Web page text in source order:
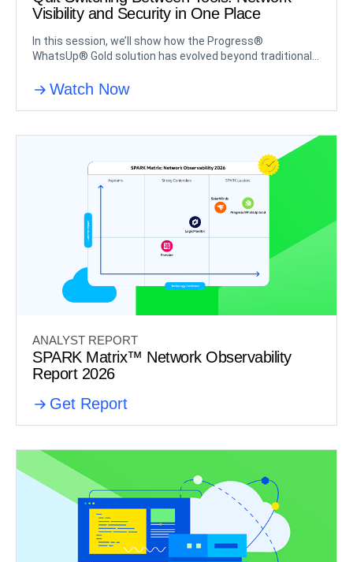
Visibility and Security in One Place
In this session, we’ll show how the Progress®
WhatsUp® Gold solution has evolved beyond traditional
Watch Now
ANALYST REPORT
SPARK Matrix™ Network Observability
Report 2026
Get Report